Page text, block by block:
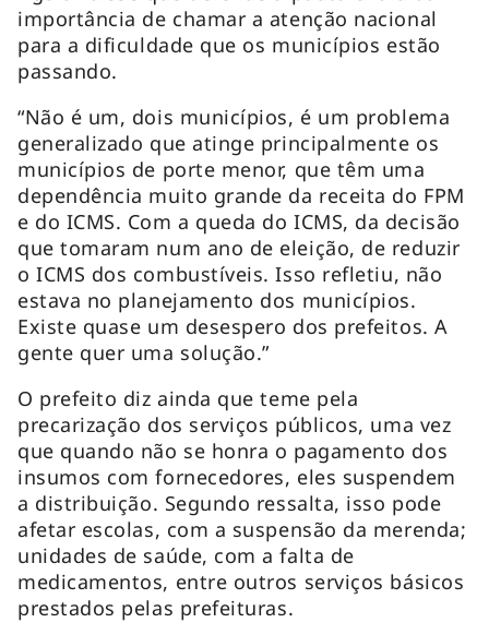
importância de chamar a atenção nacional
para a dificuldade que os municípios estão
passando.
“Não é um, dois municípios, é um problema
generalizado que atinge principalmente os
municípios de porte menor, que têm uma
dependência muito grande da receita do FPM
e do ICMS. Com a queda do ICMS, da decisão
que tomaram num ano de eleição, de reduzir
o ICMS dos combustíveis. Isso refletiu, não
estava no planejamento dos municípios.
Existe quase um desespero dos prefeitos. A
gente quer uma solução.”
O prefeito diz ainda que teme pela
precarização dos serviços públicos, uma vez
que quando não se honra o pagamento dos
insumos com fornecedores, eles suspendem
a distribuição. Segundo ressalta, isso pode
afetar escolas, com a suspensão da merenda;
unidades de saúde, com a falta de
medicamentos, entre outros serviços básicos
prestados pelas prefeituras.